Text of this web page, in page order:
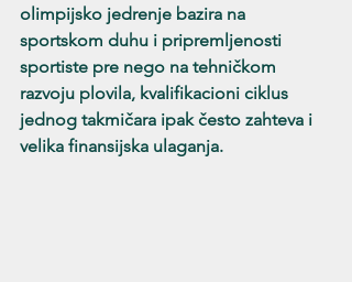
olimpijsko jedrenje bazira na
sportskom duhu i pripremljenosti
sportiste pre nego na tehničkom
razvoju plovila, kvalifikacioni ciklus
jednog takmičara ipak često zahteva i
velika finansijska ulaganja.